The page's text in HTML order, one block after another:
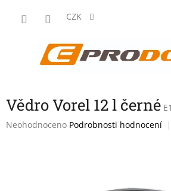
CZK
Vědro Vorel 12 l černé
Průměrné
Neohodnoceno Podrobnosti hodnocení